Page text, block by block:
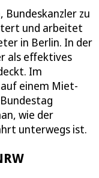
Bundeskanzler zu
und arbeitet
in Berlin. In der
als effektives
Im
einem Miet-
wie der
unterwegs ist.